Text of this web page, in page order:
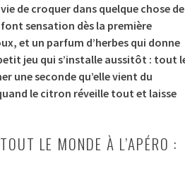
de croquer dans quelque chose de
sensation dès la première
et un parfum d’herbes qui donne
jeu qui s’installe aussitôt : tout
une seconde qu’elle vient du
le citron réveille tout et laisse
LE MONDE À L’APÉRO :